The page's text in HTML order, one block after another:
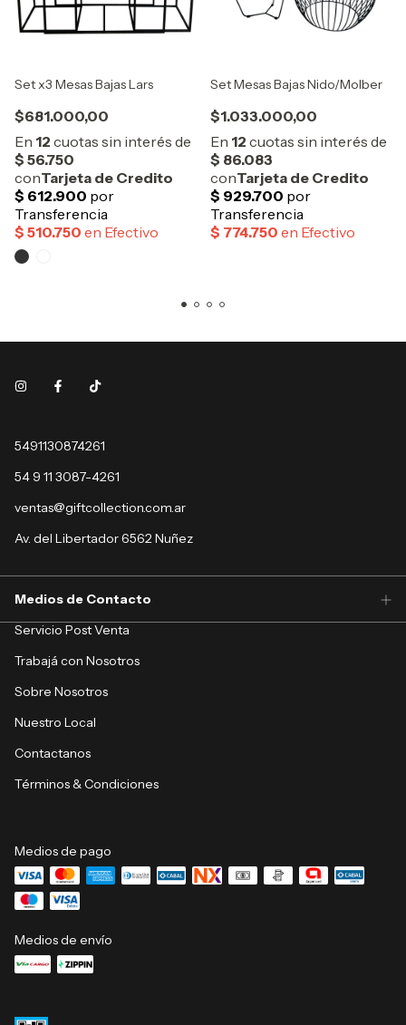
Set x3 Mesas Bajas Lars
$681.000,00
Set Mesas Bajas Nido/Molber
$1.033.000,00
5491130874261
54 9 11 3087-4261
ventas@giftcollection.com.ar
Av. del Libertador 6562 Nuñez
Medios de Contacto
Servicio Post Venta
Trabajá con Nosotros
Sobre Nosotros
Nuestro Local
Contactanos
Términos & Condiciones
Medios de pago
Medios de envío